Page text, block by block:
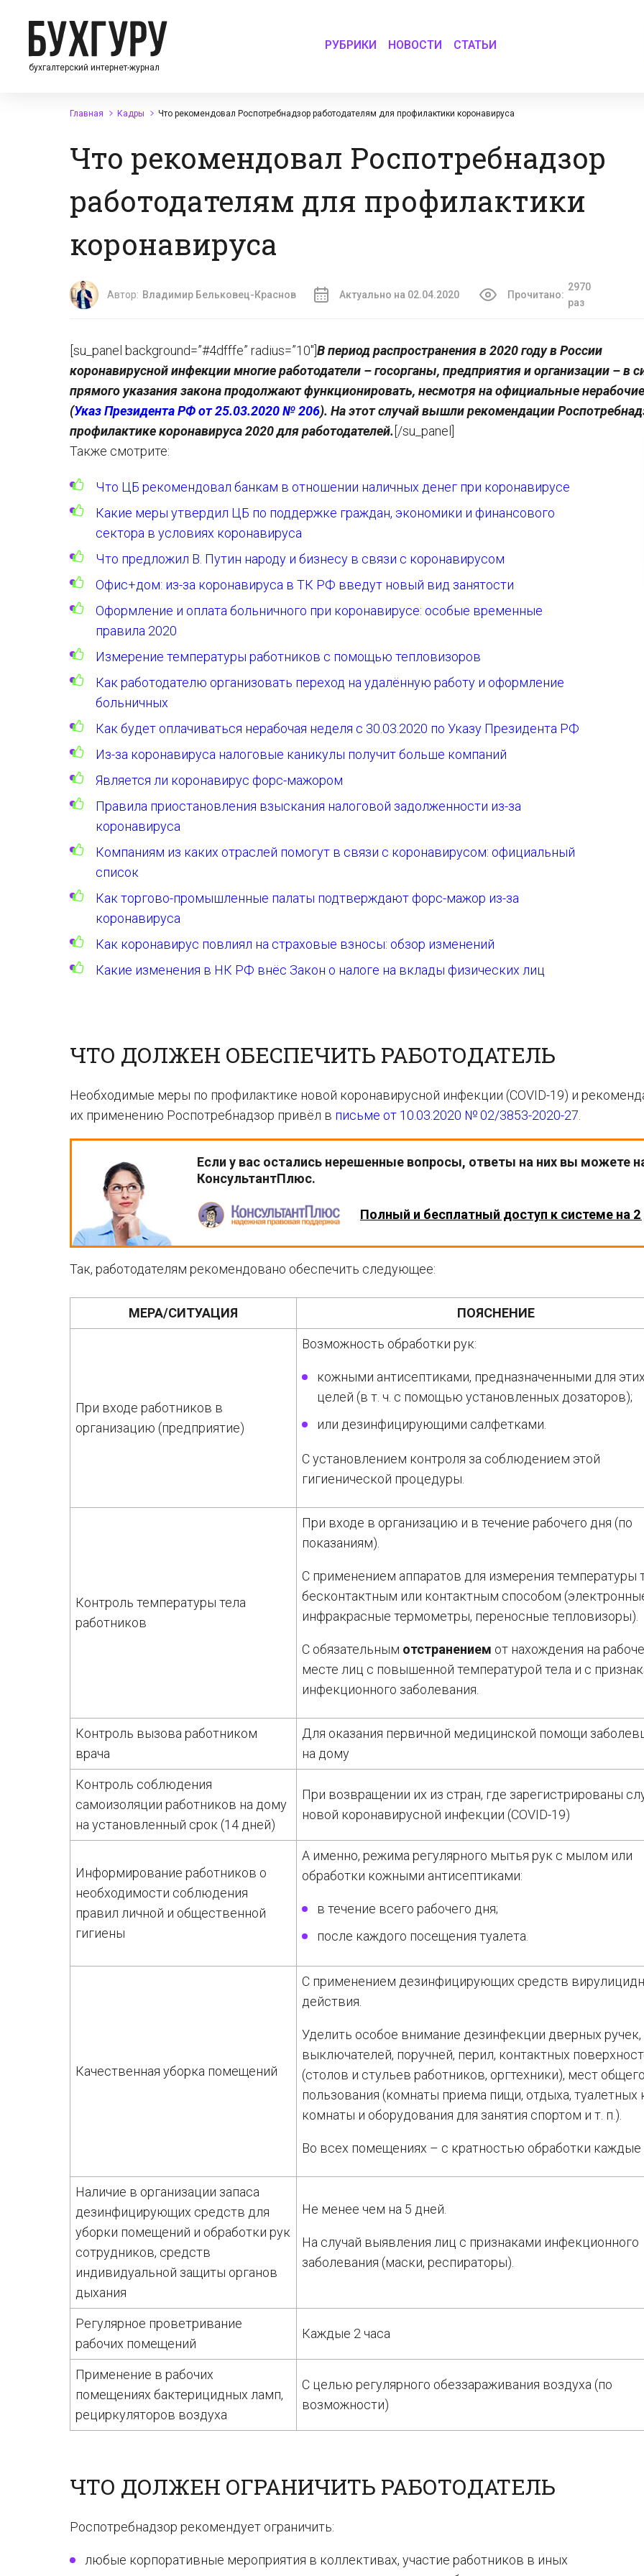
бухгалтерский интернет-журнал
РУБРИКИ НОВОСТИ СТАТЬИ
Главная Кадры Что рекомендовал Роспотребнадзор работодателям для профилактики коронавируса
Что рекомендовал Роспотребнадзор
работодателям для профилактики
коронавируса
Автор: Владимир Бельковец-Краснов Актуально на 02.04.2020 Прочитано:
2970
раз
[su_panel background=”#4dfffe” radius=”10″] В период распространения в 2020 году в России
коронавирусной инфекции многие работодатели – госорганы, предприятия и организации – в
прямого указания закона продолжают функционировать, несмотря на официальные
(Указ Президента РФ от 25.03.2020 № 206). На этот случай вышли рекомендации
профилактике коронавируса 2020 для работодателей. [/su_panel]
Также смотрите:
Что ЦБ рекомендовал банкам в отношении наличных денег при коронавирусе
Какие меры утвердил ЦБ по поддержке граждан, экономики и финансового
сектора в условиях коронавируса
Что предложил В. Путин народу и бизнесу в связи с коронавирусом
Офис+дом: из-за коронавируса в ТК РФ введут новый вид занятости
Оформление и оплата больничного при коронавирусе: особые временные
правила 2020
Измерение температуры работников с помощью тепловизоров
Как работодателю организовать переход на удалённую работу и оформление
больничных
Как будет оплачиваться нерабочая неделя с 30.03.2020 по Указу Президента РФ
Из-за коронавируса налоговые каникулы получит больше компаний
Является ли коронавирус форс-мажором
Правила приостановления взыскания налоговой задолженности из-за
коронавируса
Компаниям из каких отраслей помогут в связи с коронавирусом: официальный
список
Как торгово-промышленные палаты подтверждают форс-мажор из-за
коронавируса
Как коронавирус повлиял на страховые взносы: обзор изменений
Какие изменения в НК РФ внёс Закон о налоге на вклады физических лиц
ЧТО ДОЛЖЕН ОБЕСПЕЧИТЬ РАБОТОДАТЕЛЬ
Необходимые меры по профилактике новой коронавирусной инфекции (COVID-19) и
их применению Роспотребнадзор привёл в письме от 10.03.2020 № 02/3853-2020-27
Если у вас остались нерешенные вопросы, ответы на них вы можете
КонсультантПлюс.
Полный и бесплатный доступ к системе на 2
Так, работодателям рекомендовано обеспечить следующее:
МЕРА/СИТУАЦИЯ ПОЯСНЕНИЕ
При входе работников в
организацию (предприятие)
Возможность обработки рук:
кожными антисептиками, предназначенными для этих
целей (в т. ч. с помощью установленных дозаторов);
или дезинфицирующими салфетками.
С установлением контроля за соблюдением этой
гигиенической процедуры.
Контроль температуры тела
работников
При входе в организацию и в течение рабочего дня (по
показаниям).
С применением аппаратов для измерения температуры
бесконтактным или контактным способом
инфракрасные термометры, переносные тепловизоры).
С обязательным отстранением от нахождения на
месте лиц с повышенной температурой тела и с
инфекционного заболевания.
Контроль вызова работником
врача
Для оказания первичной медицинской помощи
на дому
Контроль соблюдения
самоизоляции работников на дому
на установленный срок (14 дней)
При возвращении их из стран, где зарегистрированы
новой коронавирусной инфекции (COVID-19)
Информирование работников о
необходимости соблюдения
правил личной и общественной
гигиены
А именно, режима регулярного мытья рук с мылом или
обработки кожными антисептиками:
в течение всего рабочего дня;
после каждого посещения туалета.
Качественная уборка помещений
С применением дезинфицирующих средств
действия.
Уделить особое внимание дезинфекции дверных ручек,
выключателей, поручней, перил, контактных
(столов и стульев работников, оргтехники), мест общего
пользования (комнаты приема пищи, отдыха, туалетных
комнаты и оборудования для занятия спортом и т. п.).
Во всех помещениях – с кратностью обработки каждые
Наличие в организации запаса
дезинфицирующих средств для
уборки помещений и обработки рук
сотрудников, средств
индивидуальной защиты органов
дыхания
Не менее чем на 5 дней.
На случай выявления лиц с признаками инфекционного
заболевания (маски, респираторы).
Регулярное проветривание
рабочих помещений
Каждые 2 часа
Применение в рабочих
помещениях бактерицидных ламп,
рециркуляторов воздуха
С целью регулярного обеззараживания воздуха (по
возможности)
ЧТО ДОЛЖЕН ОГРАНИЧИТЬ РАБОТОДАТЕЛЬ
Роспотребнадзор рекомендует ограничить:
любые корпоративные мероприятия в коллективах, участие работников в иных